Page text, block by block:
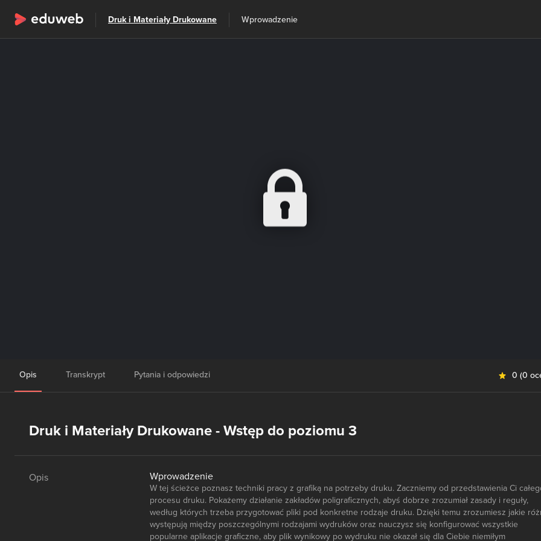
Wszystkie kategorie Szkolenia
Druk i Materiały Drukowane Wprowadzenie
Opis Transkrypt Pytania i odpowiedzi 0 (0
Druk i Materiały Drukowane - Wstęp do poziomu 3
Opis Wprowadzenie
W tej ścieżce poznasz techniki pracy z grafiką na potrzeby druku. Zaczniemy od przedstawienia Ci
procesu druku. Pokażemy działanie zakładów poligraficznych, abyś dobrze zrozumiał zasady i reguły,
według których trzeba przygotować pliki pod konkretne rodzaje druku. Dzięki temu zrozumiesz jakie
występują między poszczególnymi rodzajami wydruków oraz nauczysz się konfigurować wszystkie
popularne aplikacje graficzne, aby plik wynikowy po wydruku nie okazał się dla Ciebie niemiłym